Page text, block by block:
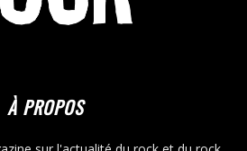
À PROPOS